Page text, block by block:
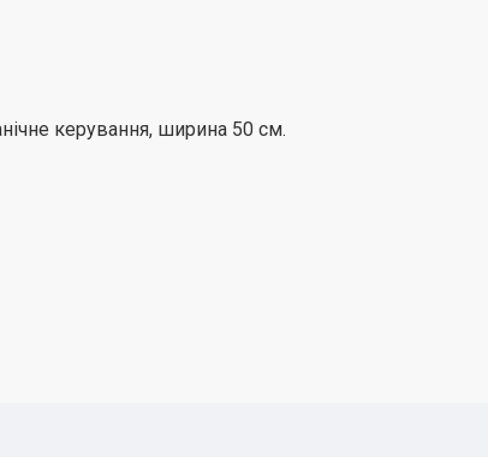
керування, ширина 50 см.